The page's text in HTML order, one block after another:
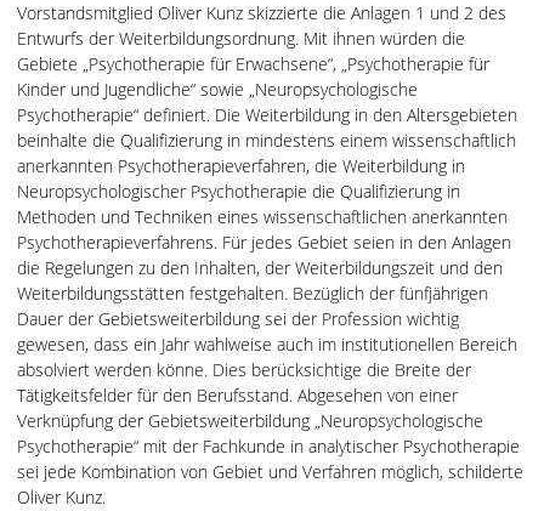
Vorstandsmitglied Oliver Kunz skizzierte die Anlagen 1 und 2 des
Entwurfs der Weiterbildungsordnung. Mit ihnen würden die
Gebiete „Psychotherapie für Erwachsene“, „Psychotherapie für
Kinder und Jugendliche“ sowie „Neuropsychologische
Psychotherapie“ definiert. Die Weiterbildung in den Altersgebieten
beinhalte die Qualifizierung in mindestens einem wissenschaftlich
anerkannten Psychotherapieverfahren, die Weiterbildung in
Neuropsychologischer Psychotherapie die Qualifizierung in
Methoden und Techniken eines wissenschaftlichen anerkannten
Psychotherapieverfahrens. Für jedes Gebiet seien in den Anlagen
die Regelungen zu den Inhalten, der Weiterbildungszeit und den
Weiterbildungsstätten festgehalten. Bezüglich der fünfjährigen
Dauer der Gebietsweiterbildung sei der Profession wichtig
gewesen, dass ein Jahr wahlweise auch im institutionellen Bereich
absolviert werden könne. Dies berücksichtige die Breite der
Tätigkeitsfelder für den Berufsstand. Abgesehen von einer
Verknüpfung der Gebietsweiterbildung „Neuropsychologische
Psychotherapie“ mit der Fachkunde in analytischer Psychotherapie
sei jede Kombination von Gebiet und Verfahren möglich, schilderte
Oliver Kunz.